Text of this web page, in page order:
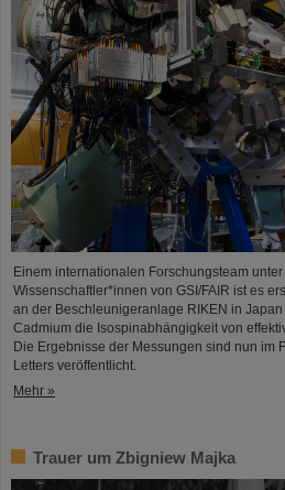
Einem internationalen Forschungsteam
Wissenschaftler*innen von GSI/FAIR ist es
an der Beschleunigeranlage RIKEN in
Cadmium die Isospinabhängigkeit von
Die Ergebnisse der Messungen sind nun im
Letters veröffentlicht.
Mehr »
Trauer um Zbigniew Majka